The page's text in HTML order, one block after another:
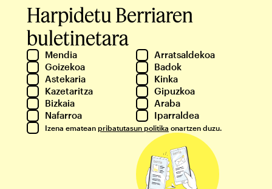
Harpidetu Berriaren
buletinetara
Mendia
Arratsaldekoa
Goizekoa
Badok
Astekaria
Kinka
Kazetaritza
Gipuzkoa
Bizkaia
Araba
Nafarroa
Iparraldea
Izena ematean pribatutasun politika onartzen duzu.